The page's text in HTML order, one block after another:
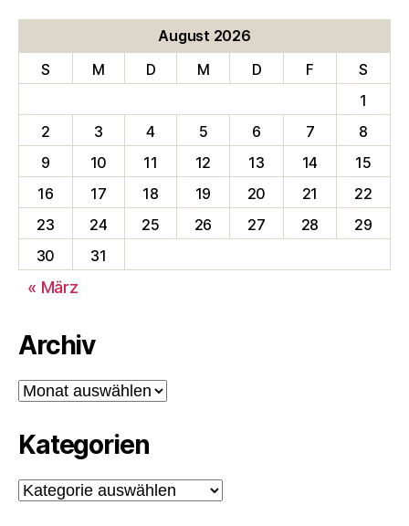
August 2026
S
M D M D F
S
1
2
3 4 5 6 7
8
9
10 11 12 13 14
15
16
17 18 19 20 21
22
23
24 25 26 27 28
29
30
31
« März
Archiv
Archiv
Kategorien
Kategorien